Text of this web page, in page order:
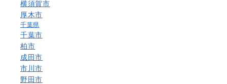
横須賀市
厚木市
千葉県
千葉市
柏市
成田市
市川市
野田市